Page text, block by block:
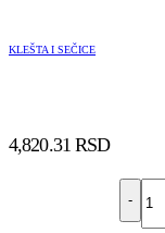
KLEŠTA I SEČICE
4,820.31 RSD
-